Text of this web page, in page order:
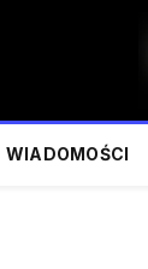
WIADOMOŚCI